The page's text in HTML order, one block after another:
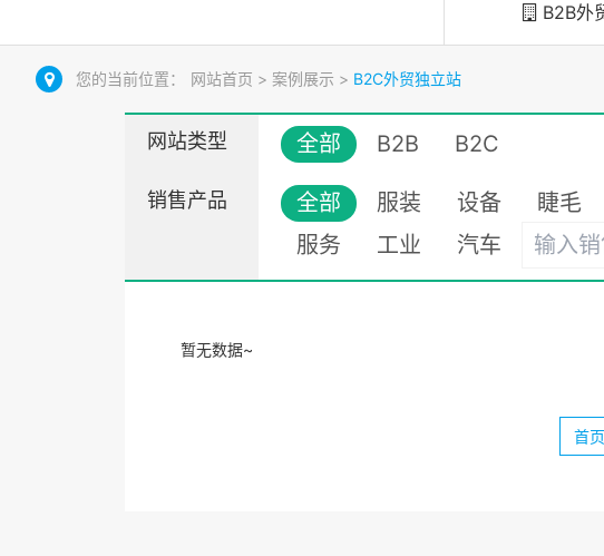
B2B外
您的当前位置： 网站首页 > 案例展示 > B2C外贸独立站
网站类型 全部 B2B B2C
销售产品 全部 服装 设备 睫毛
服务
工业 汽车
暂无数据~
首页